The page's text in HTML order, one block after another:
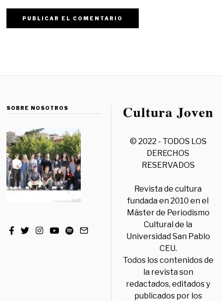
SOBRE NOSOTROS
© 2022 - TODOS LOS
DERECHOS
RESERVADOS
Revista de cultura
fundada en 2010 en el
Máster de Periodismo
Cultural de la
Universidad San Pablo
CEU.
Todos los contenidos de
la revista son
redactados, editados y
publicados por los